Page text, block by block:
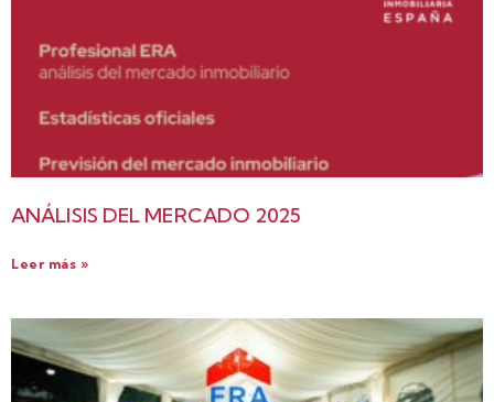
ANÁLISIS DEL MERCADO 2025
Leer más »